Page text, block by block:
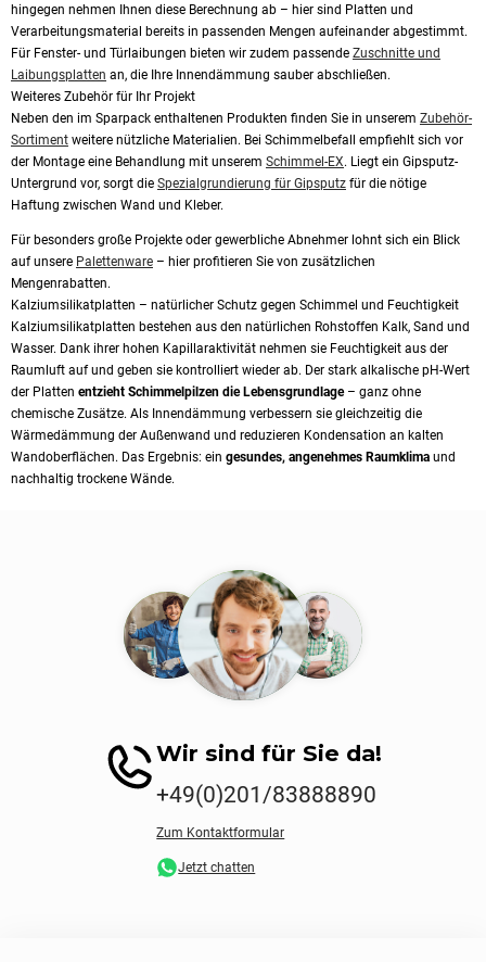
hingegen nehmen Ihnen diese Berechnung ab – hier sind Platten und
Verarbeitungsmaterial bereits in passenden Mengen aufeinander abgestimmt.
Für Fenster- und Türlaibungen bieten wir zudem passende Zuschnitte und
Laibungsplatten an, die Ihre Innendämmung sauber abschließen.
Weiteres Zubehör für Ihr Projekt
Neben den im Sparpack enthaltenen Produkten finden Sie in unserem Zubehör-
Sortiment weitere nützliche Materialien. Bei Schimmelbefall empfiehlt sich vor
der Montage eine Behandlung mit unserem Schimmel-EX. Liegt ein Gipsputz-
Untergrund vor, sorgt die Spezialgrundierung für Gipsputz für die nötige
Haftung zwischen Wand und Kleber.
Für besonders große Projekte oder gewerbliche Abnehmer lohnt sich ein Blick
auf unsere Palettenware – hier profitieren Sie von zusätzlichen
Mengenrabatten.
Kalziumsilikatplatten – natürlicher Schutz gegen Schimmel und Feuchtigkeit
Kalziumsilikatplatten bestehen aus den natürlichen Rohstoffen Kalk, Sand und
Wasser. Dank ihrer hohen Kapillaraktivität nehmen sie Feuchtigkeit aus der
Raumluft auf und geben sie kontrolliert wieder ab. Der stark alkalische pH-Wert
der Platten entzieht Schimmelpilzen die Lebensgrundlage– ganz ohne
chemische Zusätze. Als Innendämmung verbessern sie gleichzeitig die
Wärmedämmung der Außenwand und reduzieren Kondensation an kalten
Wandoberflächen. Das Ergebnis: ein gesundes, angenehmes Raumklima und
nachhaltig trockene Wände.
Wir sind für Sie da!
+49(0)201/83888890
Zum Kontaktformular
Jetzt chatten